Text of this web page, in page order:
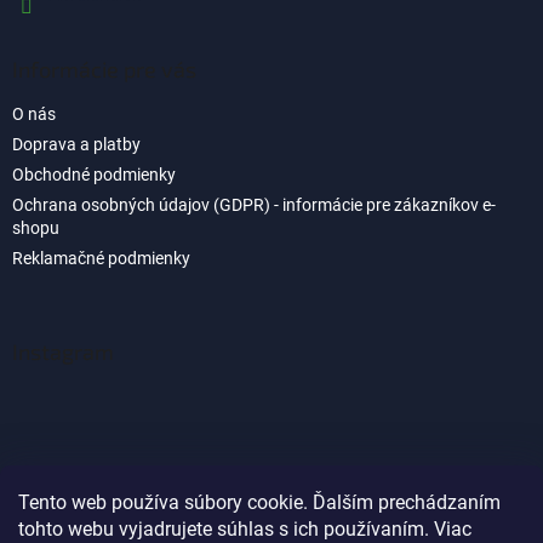
Tento web používa súbory cookie. Ďalším prechádzaním
tohto webu vyjadrujete súhlas s ich používaním. Viac
O nás
Doprava a platby
Obchodné podmienky
Ochrana osobných údajov (GDPR) - informácie pre zákazníkov e-
shopu
Reklamačné podmienky